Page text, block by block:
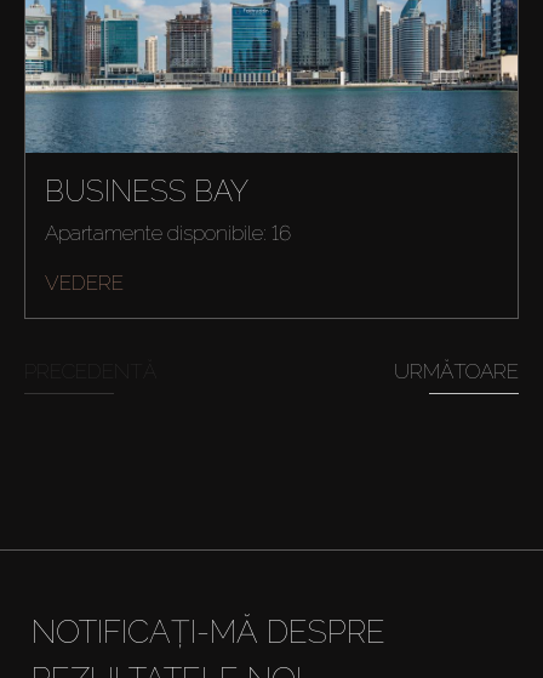
BUSINESS BAY
Apartamente disponibile: 16
VEDERE
URMĂTOARE
NOTIFICAȚI-MĂ DESPRE